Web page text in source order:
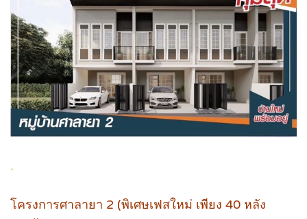
.
โครงการศาลายา 2 (พิเศษเฟสใหม่ เพียง 40 หลัง